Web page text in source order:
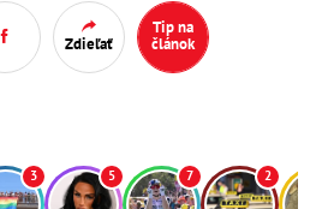
Zdieľať
Tip na
článok
3 5 7 2